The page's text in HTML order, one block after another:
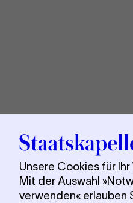
Unsere Cookies für
Mit der Auswahl
verwenden« erlauben